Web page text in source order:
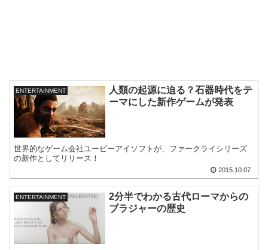
ENTERTAINMENT
人類の起源に迫る？石器時代をテ
ーマにした新作ゲームが発表
世界的なゲーム会社ユービーアイソフトが、ファークライシリーズ
の新作としてリリース！
2015.10.07
ENTERTAINMENT
2分半でわかる古代ローマからの
ブラジャーの歴史